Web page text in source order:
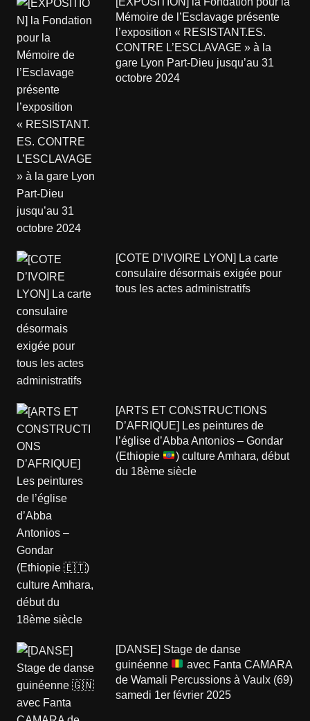
Mémoire de l’Esclavage présente
l’exposition « RESISTANT.ES.
CONTRE L’ESCLAVAGE » à la
gare Lyon Part-Dieu jusqu’au 31
octobre 2024
[COTE D’IVOIRE LYON] La carte
consulaire désormais exigée pour
tous les actes administratifs
[ARTS ET CONSTRUCTIONS
D’AFRIQUE] Les peintures de
l’église d’Abba Antonios – Gondar
(Ethiopie
) culture Amhara, début
du 18ème siècle
[DANSE] Stage de danse
guinéenne
avec Fanta CAMARA
de Wamali Percussions à Vaulx (69)
samedi 1er février 2025